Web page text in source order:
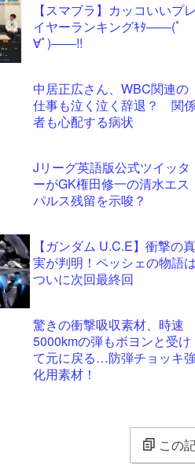
【スマブラ】カッコいいプレ
イヤーランキングｷﾀ――(ﾟ
∀ﾟ)――!!
中居正広さん、WBC関連の
仕事も泣く泣く辞退？ 関
者も心配する病状
Jリーグ英語版公式ツイッタ
ーがGK権田修一の清水エス
パルス残留を示唆？
【ガンダム U.C.E】衝撃の真
実が判明！ペッシェの物語は
ついに次回最終回
驚きの衝撃吸収素材、時速
5000kmの弾もボヨンと受け
て元に戻る…防弾チョッキ強
化用素材！
この